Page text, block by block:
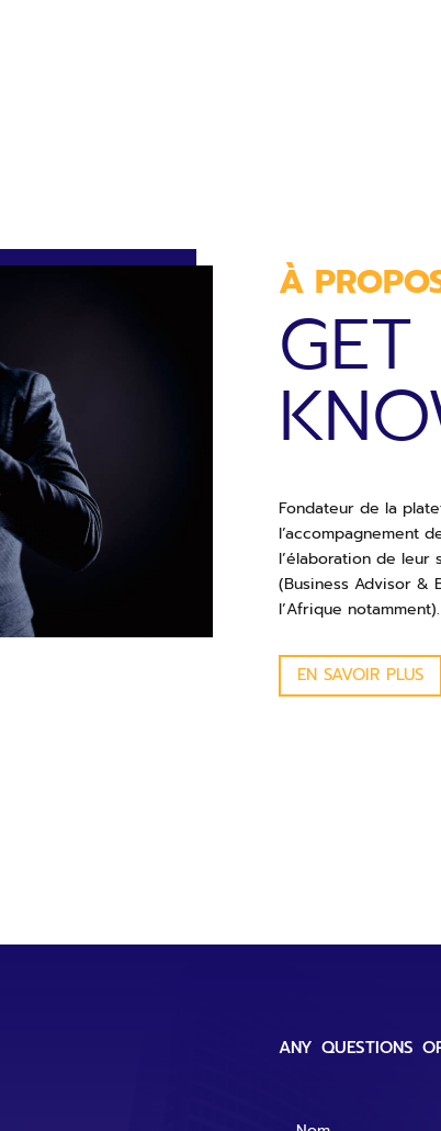
À
Fondateur de la
l’accompagnement
l’élaboration de leur
(Business Advisor &
l’Afrique notamment).
EN SAVOIR PLUS
any questions